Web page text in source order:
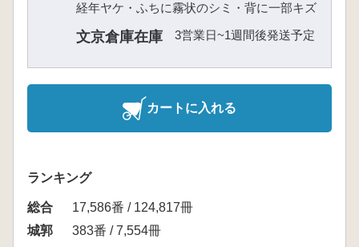
経年ヤケ・ふちに霧状のシミ・背に一部キズ
文京倉庫在庫 3営業日~1週間後発送予定
カートに入れる
ランキング
総合
17,586番 / 124,817冊
城郭
383番 / 7,554冊